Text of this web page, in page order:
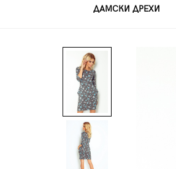
ДАМСКИ ДРЕХИ